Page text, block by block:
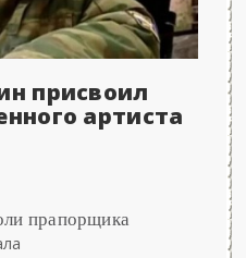
присвоил
артиста
прапорщика